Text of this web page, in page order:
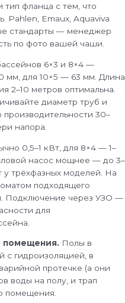
тип фланца с тем, что
Pahlen, Emaux, Aquaviva
стандарты — менеджер
по фото вашей чаши.
6×3 и 8×4 —
мм, для 10×5 — 63 мм. Длина
2–10 метров оптимальна.
диаметр труб и
производительности 30–
напора.
0,5–1 кВт, для 8×4 — 1–
насос мощнее — до 3–
у трёхфазных моделей. На
подходящего
Подключение через УЗО —
для
помещения. Полы в
с гидроизоляцией, в
протечке (а они
воды на полу, и трап
помещения.